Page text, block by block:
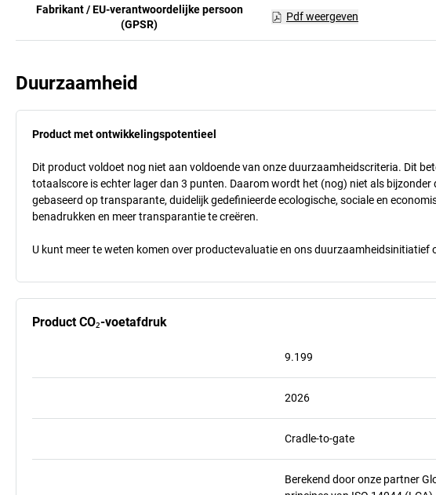
Fabrikant / EU-verantwoordelijke persoon
(GPSR)
Pdf weergeven
Duurzaamheid
Product met ontwikkelingspotentieel
Dit product voldoet nog niet aan voldoende van onze duurzaamheidscriteria. Dit
totaalscore is echter lager dan 3 punten. Daarom wordt het (nog) niet als
gebaseerd op transparante, duidelijk gedefinieerde ecologische, sociale en
benadrukken en meer transparantie te creëren.
U kunt meer te weten komen over productevaluatie en ons duurzaamheidsinitiatief
Product CO₂-voetafdruk
9.199
2026
Cradle-to-gate
Berekend door onze partner